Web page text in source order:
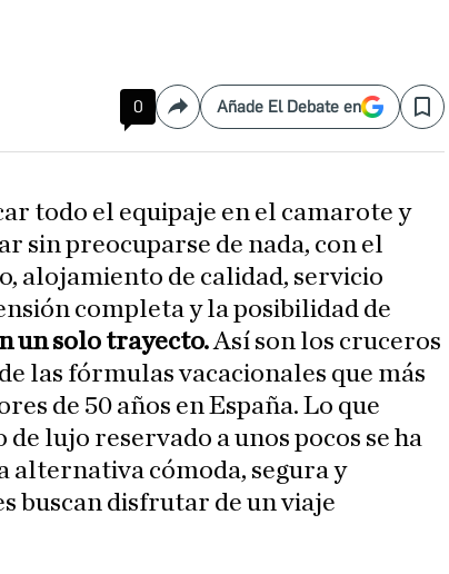
0 CompartirAñade El Debate en Save
todo el equipaje en el camarote y
sin preocuparse de nada, con el
alojamiento de calidad, servicio
completa y la posibilidad de
un solo trayecto.Así son los cruceros
las fórmulas vacacionales que más
de 50 años en España. Lo que
lujo reservado a unos pocos se ha
alternativa cómoda, segura y
buscan disfrutar de un viaje